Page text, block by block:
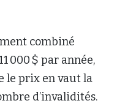
combiné
000 $ par année,
le prix en vaut la
d’invalidités.